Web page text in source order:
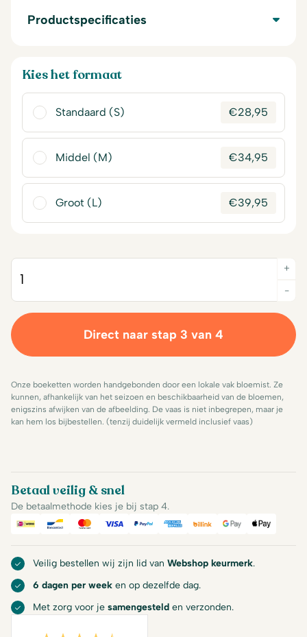
Productspecificaties
Kies het formaat
Standaard (S) €28,95
Middel (M) €34,95
Groot (L) €39,95
-
+
Direct naar stap 3 van 4
Onze boeketten worden handgebonden door een lokale vak bloemist. Ze
kunnen, afhankelijk van het seizoen en beschikbaarheid van de bloemen,
enigszins afwijken van de afbeelding. De vaas is niet inbegrepen, maar je
kan hem los bijbestellen. (tenzij duidelijk vermeld inclusief vaas)
Betaal veilig & snel
De betaalmethode kies je bij stap 4.
iDeal Bancontact
Mastercard
Visa PayPalAmerican Express
BillinkGoogle Pay
Apple
Veilig bestellen wij zijn lid van Webshop keurmerk.
6 dagen per week en op dezelfde dag.
Met zorg voor je samengesteld en verzonden.